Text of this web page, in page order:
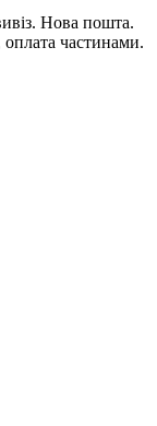
Нова пошта.
оплата частинами.